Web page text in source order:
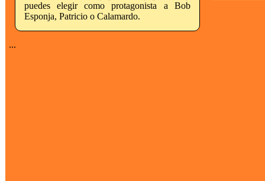
puedes elegir como protagonista a Bob
Esponja, Patricio o Calamardo.
...